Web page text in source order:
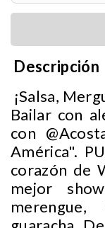
Descripción
¡Salsa,
Bailar con
con
América".
corazón de
mejor